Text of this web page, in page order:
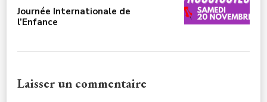
Journée Internationale de
l’Enfance
Laisser un commentaire